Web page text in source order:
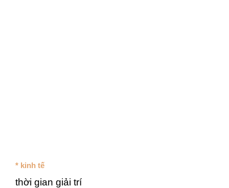
* kinh tế
thời gian giải trí